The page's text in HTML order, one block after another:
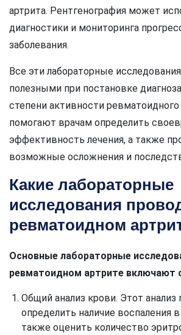
артрита. Рентгенография может
диагностики и мониторинга
заболевания.
Все эти лабораторные
полезными при постановке
степени активности ревматоидного
помогают врачам определить
эффективность лечения, а также
возможные осложнения и
Какие лабораторные
исследования
ревматоидном
Основные лабораторные
ревматоидном артрите включают
Общий анализ крови. Этот анализ
определить наличие воспаления
также оценить количество